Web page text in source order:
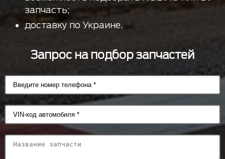
запчасть;
доставку по Украине.
Запрос на подбор запчастей